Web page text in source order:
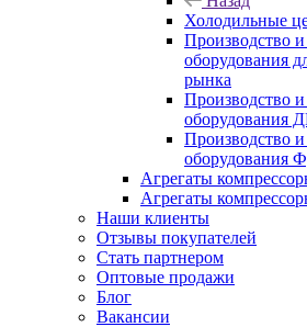
Холодильные
Производство
оборудования
рынка
Производство
оборудования
Производство
оборудования
Агрегаты
Агрегаты
Наши клиенты
Отзывы покупателей
Стать партнером
Оптовые продажи
Блог
Вакансии